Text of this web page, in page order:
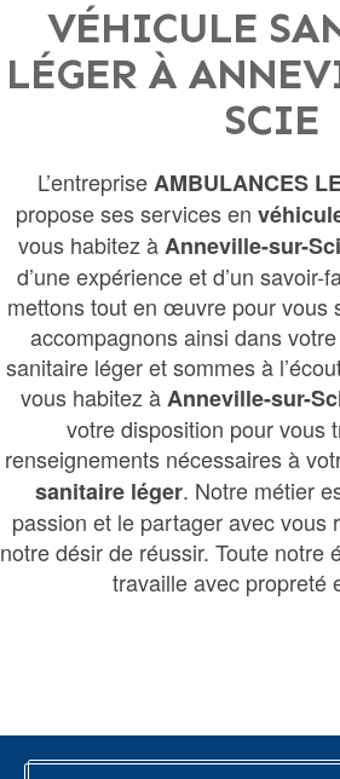
VÉHICULE
LÉGER À
SCIE
L’entrepriseAMBULANCES
propose ses services en
vous habitez àAnneville-sur-
d’une expérience et d’un savoir-
mettons tout en œuvre pour vous
accompagnons ainsi dans
sanitaire léger et sommes à
vous habitez àAnneville-sur-
votre disposition pour vous
renseignements nécessaires à
sanitaire léger. Notre métier
passion et le partager avec vous
notre désir de réussir. Toute notre
travaille avec propreté